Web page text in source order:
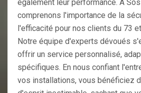
également leur performance. À
comprenons l'importance de la
l'efficacité pour nos clients du 73
Notre équipe d'experts dévoués
offrir un service personnalisé,
spécifiques. En nous confiant
vos installations, vous bénéficiez